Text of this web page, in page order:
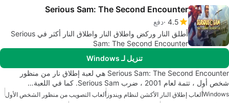
Serious Sam: The Second Encounter
4.5 دفع
أطلق النار وركض واطلاق النار واطلاق النار أكثر في Serious
Sam: The Second Encounter
تنزيل لـ Windows
Serious Sam: The Second Encounter هي لعبة إطلاق نار من منظور
شخص أول ، تتمة لعام 2001 ، ضرب Serious Sam. كما في اللعبة…
Windowsألعاب إطلاق النار الأكشن لنظام ويندوز ألعاب التصويب من منظور الشخص الأول